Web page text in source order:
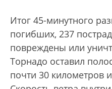
Итог 45-минутного
погибших, 237
повреждены или
Торнадо оставил
почти 30 километров